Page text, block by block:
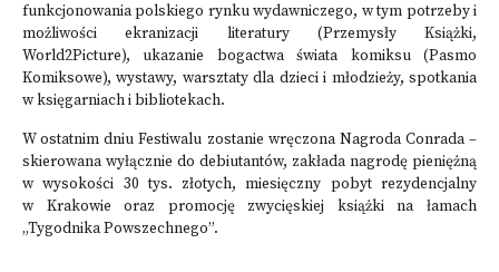
funkcjonowania polskiego rynku wydawniczego, w tym potrzeby i
możliwości ekranizacji literatury (Przemysły Książki,
World2Picture), ukazanie bogactwa świata komiksu (Pasmo
Komiksowe), wystawy, warsztaty dla dzieci i młodzieży, spotkania
w księgarniach i bibliotekach.
W ostatnim dniu Festiwalu zostanie wręczona Nagroda Conrada –
skierowana wyłącznie do debiutantów, zakłada nagrodę pieniężną
w wysokości 30 tys. złotych, miesięczny pobyt rezydencjalny
w Krakowie oraz promocję zwycięskiej książki na łamach
„Tygodnika Powszechnego”.